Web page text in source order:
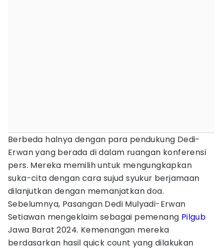
Berbeda halnya dengan para pendukung Dedi-
Erwan yang berada di dalam ruangan konferensi
pers. Mereka memilih untuk mengungkapkan
suka-cita dengan cara sujud syukur berjamaan
dilanjutkan dengan memanjatkan doa.
Sebelumnya, Pasangan Dedi Mulyadi-Erwan
Setiawan mengeklaim sebagai pemenang Pilgub
Jawa Barat 2024. Kemenangan mereka
berdasarkan hasil quick count yang dilakukan